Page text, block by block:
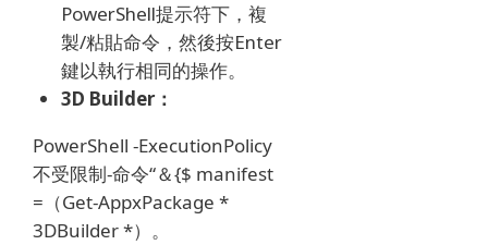
PowerShell提示符下，複
製/粘貼命令，然後按Enter
鍵以執行相同的操作。
3D Builder：
PowerShell -ExecutionPolicy
不受限制-命令“＆{$ manifest
=（Get-AppxPackage *
3DBuilder *）。